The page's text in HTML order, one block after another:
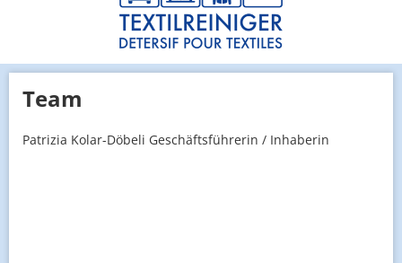
Team
Patrizia Kolar-Döbeli Geschäftsführerin / Inhaberin